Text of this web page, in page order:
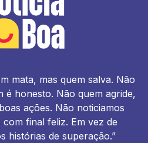
mata, mas quem salva. Não
é honesto. Não quem agride,
ações. Não noticiamos
com final feliz. Em vez de
histórias de superação.”